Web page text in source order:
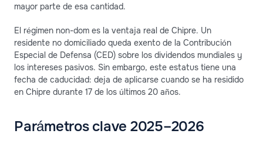
mayor parte de esa cantidad.
El régimen non-dom es la ventaja real de Chipre. Un
residente no domiciliado queda exento de la Contribución
Especial de Defensa (CED) sobre los dividendos mundiales y
los intereses pasivos. Sin embargo, este estatus tiene una
fecha de caducidad: deja de aplicarse cuando se ha residido
en Chipre durante 17 de los últimos 20 años.
Parámetros clave 2025–2026